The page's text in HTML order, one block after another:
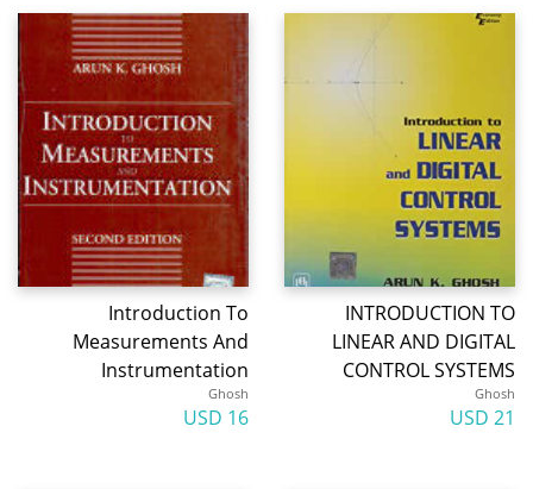
INTRODUCTION TO
LINEAR AND DIGITAL
CONTROL SYSTEMS
Ghosh
21 USD
Introduction To
Measurements And
Instrumentation
Ghosh
16 USD